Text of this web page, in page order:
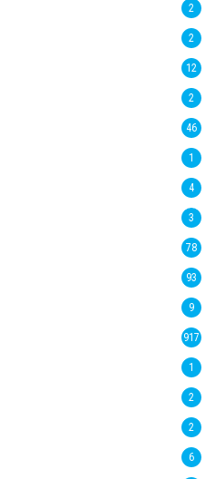
2
2
12
2
46
1
4
3
78
93
9
917
1
2
2
6